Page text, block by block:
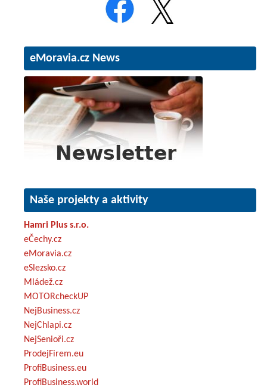
eMoravia.cz News
Naše projekty a aktivity
Hamri Plus s.r.o.
eČechy.cz
eMoravia.cz
eSlezsko.cz
Mládež.cz
MOTORcheckUP
NejBusiness.cz
NejChlapi.cz
NejSenioři.cz
ProdejFirem.eu
ProfiBusiness.eu
ProfiBusiness.world